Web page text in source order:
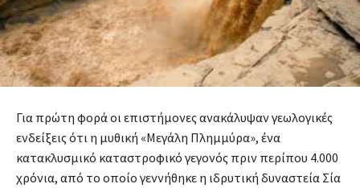
Για πρώτη φορά οι επιστήμονες ανακάλυψαν γεωλογικές
ενδείξεις ότι η μυθική «Μεγάλη Πλημμύρα», ένα
κατακλυσμικό καταστροφικό γεγονός πριν περίπου 4.000
χρόνια, από το οποίο γεννήθηκε η ιδρυτική δυναστεία Σία